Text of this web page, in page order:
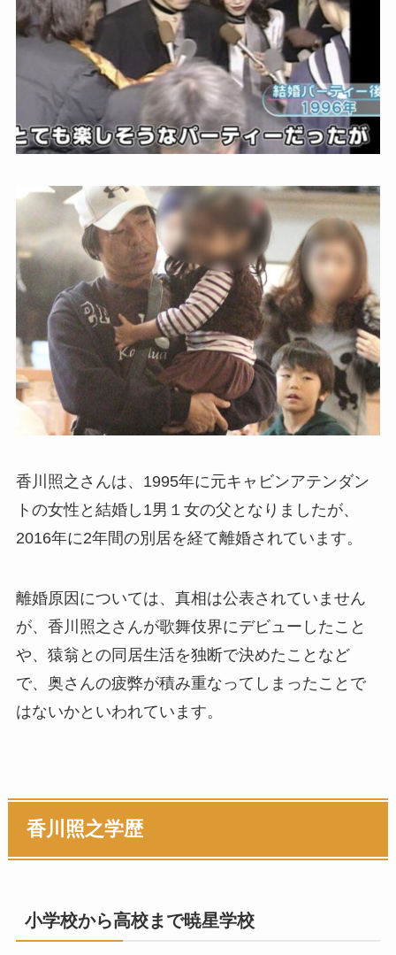
香川照之さんは、1995年に元キャビンアテンダン
トの女性と結婚し1男１女の父となりましたが、
2016年に2年間の別居を経て離婚されています。
離婚原因については、真相は公表されていません
が、香川照之さんが歌舞伎界にデビューしたこと
や、猿翁との同居生活を独断で決めたことなど
で、奥さんの疲弊が積み重なってしまったことで
はないかといわれています。
香川照之学歴
小学校から高校まで暁星学校